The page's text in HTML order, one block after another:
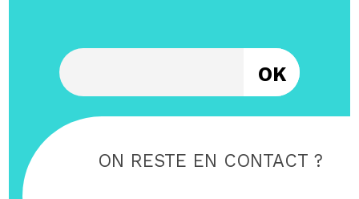
ON RESTE EN CONTACT ?